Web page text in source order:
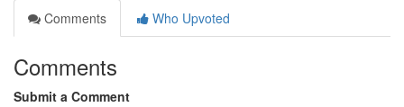
Comments
Who Upvoted
Comments
Submit a Comment